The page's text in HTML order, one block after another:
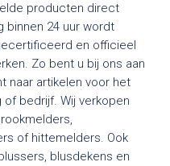
producten direct
binnen 24 uur wordt
en officieel
Zo bent u bij ons aan
naar artikelen voor het
of bedrijf. Wij verkopen
of hittemelders. Ook
blusdekens en